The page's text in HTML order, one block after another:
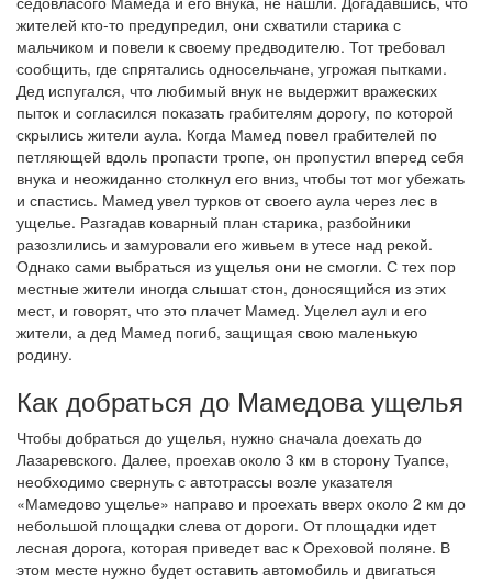
жителей кто-то предупредил, они схватили старика с
мальчиком и повели к своему предводителю. Тот требовал
сообщить, где спрятались односельчане, угрожая пытками.
Дед испугался, что любимый внук не выдержит вражеских
пыток и согласился показать грабителям дорогу, по которой
скрылись жители аула. Когда Мамед повел грабителей по
петляющей вдоль пропасти тропе, он пропустил вперед себя
внука и неожиданно столкнул его вниз, чтобы тот мог убежать
и спастись. Мамед увел турков от своего аула через лес в
ущелье. Разгадав коварный план старика, разбойники
разозлились и замуровали его живьем в утесе над рекой.
Однако сами выбраться из ущелья они не смогли. С тех пор
местные жители иногда слышат стон, доносящийся из этих
мест, и говорят, что это плачет Мамед. Уцелел аул и его
жители, а дед Мамед погиб, защищая свою маленькую
родину.
Как добраться до Мамедова ущелья
Чтобы добраться до ущелья, нужно сначала доехать до
Лазаревского. Далее, проехав около 3 км в сторону Туапсе,
необходимо свернуть с автотрассы возле указателя
«Мамедово ущелье» направо и проехать вверх около 2 км до
небольшой площадки слева от дороги. От площадки идет
лесная дорога, которая приведет вас к Ореховой поляне. В
этом месте нужно будет оставить автомобиль и двигаться